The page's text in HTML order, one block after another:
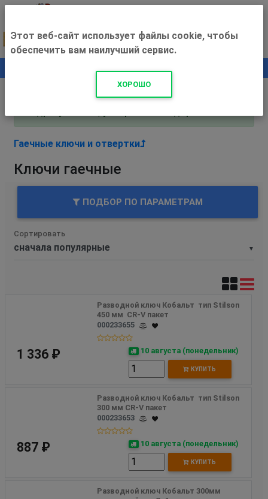
+500 ₽
Внимание! С 3 августа магазин работает по
Гаечные ключи и отвертки
Ключи гаечные
ПОДБОР ПО ПАРАМЕТРАМ
▼
Сортировать
Разводной ключ Кобальт  тип Stilson
450 мм  CR-V пакет
000233655
1 336 ₽ 10 августа (понедельник)
КУПИТЬ
Разводной ключ Кобальт  тип Stilson
300 мм CR-V пакет
000233653
887 ₽ 10 августа (понедельник)
КУПИТЬ
Разводной ключ Кобальт 300мм
Этот веб-сайт использует файлы cookie, чтобы
обеспечить вам наилучший сервис.
ХОРОШО